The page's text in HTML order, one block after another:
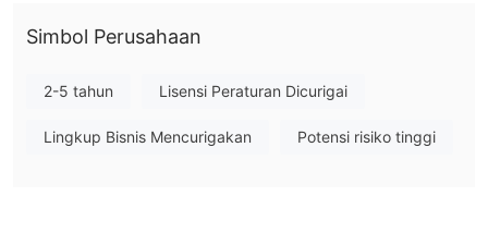
memiliki pemahaman dasar tentang pialang.
regulasi tidak serta merta menjamin keandalan broker, karena
kloning, tetapi broker tanpa lisensi regulasi apa pun
Simbol Perusahaan
2-5 tahun Lisensi Peraturan Dicurigai
Lingkup Bisnis Mencurigakan Potensi risiko tinggi